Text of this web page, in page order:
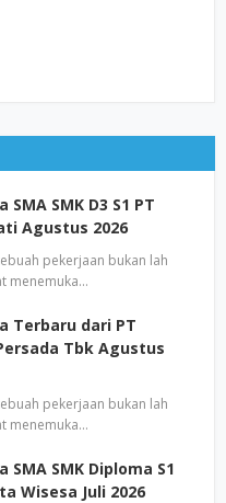
SMK D3 S1 PT
Agustus 2026
pekerjaan bukan lah
menemuka…
Terbaru dari PT
Tbk Agustus
pekerjaan bukan lah
menemuka…
SMA SMK Diploma S1
Wisesa Juli 2026